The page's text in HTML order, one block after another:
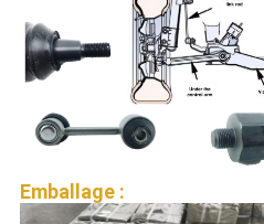
Emballage :